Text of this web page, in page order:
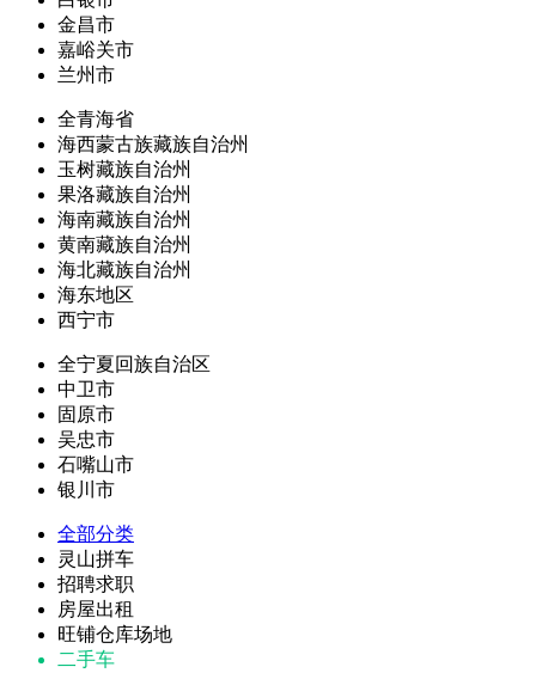
金昌市
嘉峪关市
兰州市
全青海省
海西蒙古族藏族自治州
玉树藏族自治州
果洛藏族自治州
海南藏族自治州
黄南藏族自治州
海北藏族自治州
海东地区
西宁市
全宁夏回族自治区
中卫市
固原市
吴忠市
石嘴山市
银川市
全部分类
灵山拼车
招聘求职
房屋出租
旺铺仓库场地
二手车